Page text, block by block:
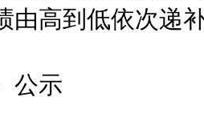
由高到低依次递
示